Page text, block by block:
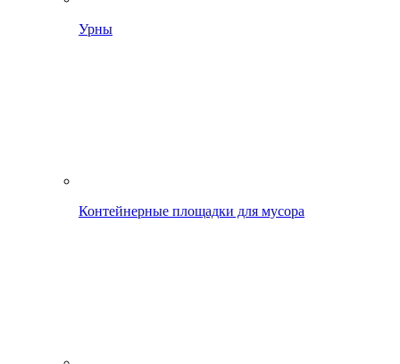
Урны
Контейнерные площадки для мусора